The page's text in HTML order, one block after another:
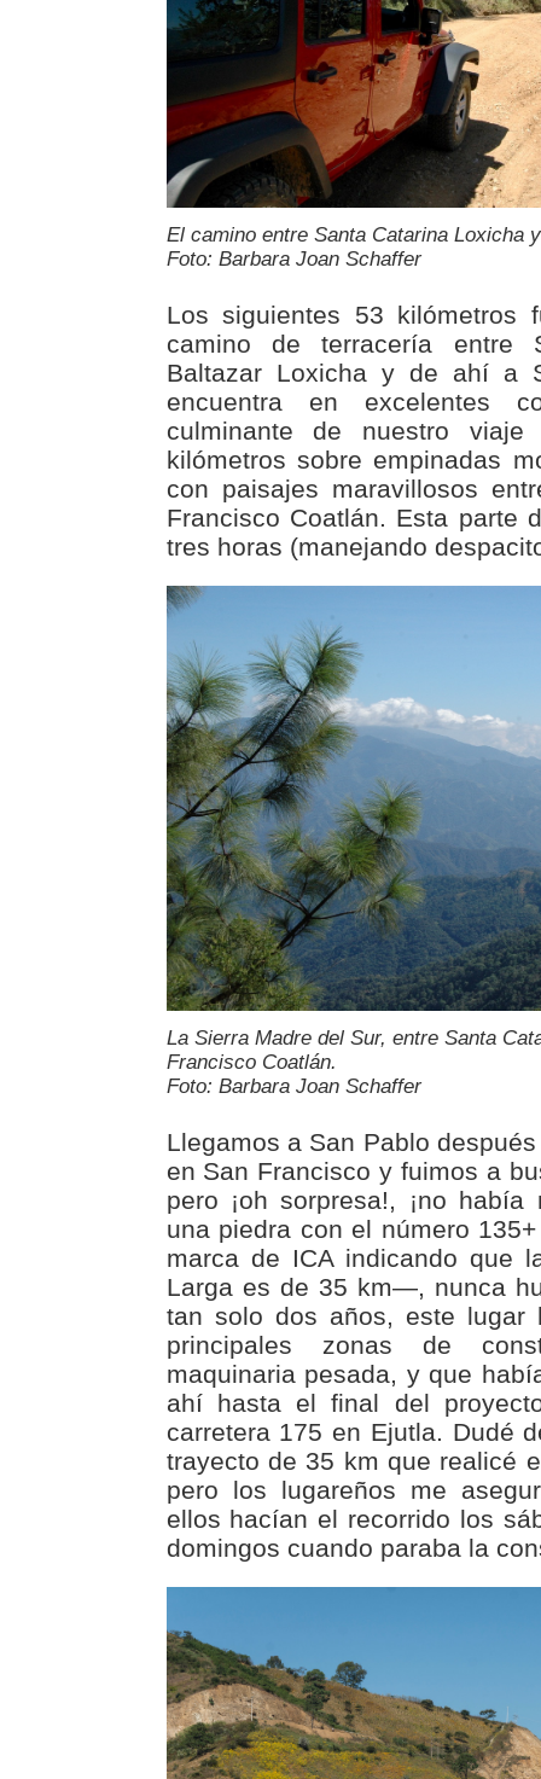
El camino entre Santa Catarina Loxicha
Foto: Barbara Joan Schaffer
Los siguientes 53 kilómetros
camino de terracería entre
Baltazar Loxicha y de ahí a
encuentra en excelentes
culminante de nuestro
kilómetros sobre empinadas
con paisajes maravillosos
Francisco Coatlán. Esta parte
tres horas (manejando
La Sierra Madre del Sur, entre Santa
Francisco Coatlán.
Foto: Barbara Joan Schaffer
Llegamos a San Pablo
en San Francisco y fuimos a
pero ¡oh sorpresa!, ¡no
una piedra con el número
marca de ICA indicando que
Larga es de 35 km—, nunca
tan solo dos años, este lugar
principales zonas de
maquinaria pesada, y que
ahí hasta el final del
carretera 175 en Ejutla. Dudé
trayecto de 35 km que realicé
pero los lugareños me
ellos hacían el recorrido los
domingos cuando paraba la